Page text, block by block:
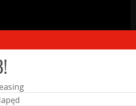
asing
apęd